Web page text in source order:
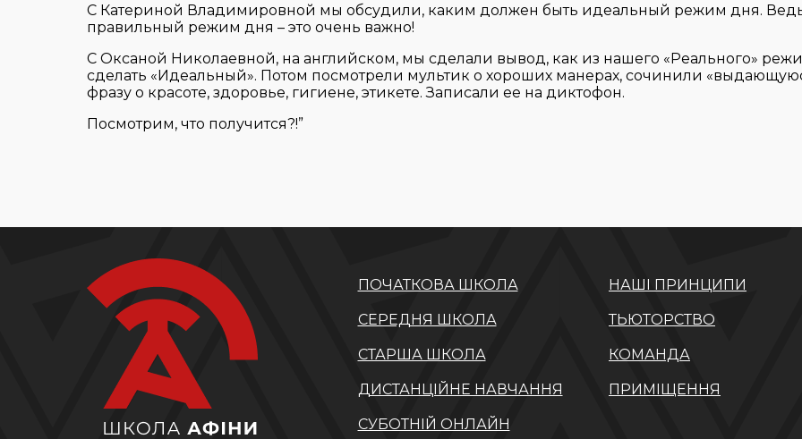
С Катериной Владимировной мы обсудили, каким должен быть идеальный режим дня.
правильный режим дня – это очень важно!
С Оксаной Николаевной, на английском, мы сделали вывод, как из нашего «Реального»
сделать «Идеальный». Потом посмотрели мультик о хороших манерах, сочинили
фразу о красоте, здоровье, гигиене, этикете. Записали ее на диктофон.
Посмотрим, что получится?!”
ПОЧАТКОВА ШКОЛА
СЕРЕДНЯ ШКОЛА
СТАРША ШКОЛА
ДИСТАНЦІЙНЕ НАВЧАННЯ
СУБОТНІЙ ОНЛАЙН
НАШІ ПРИНЦИПИ
ТЬЮТОРСТВО
КОМАНДА
ПРИМІЩЕННЯ